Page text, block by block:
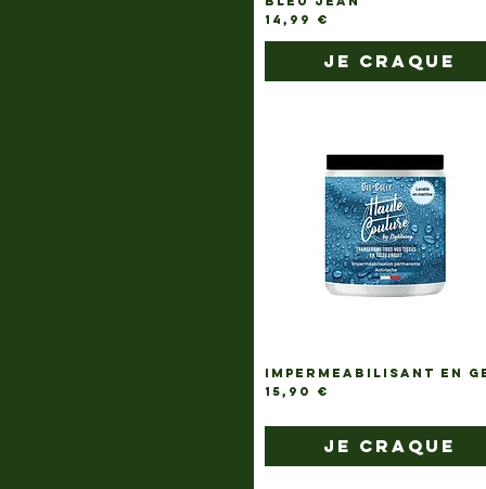
Prix
14,99 €
je craque
IMPERMEABILISANT EN
Prix
15,90 €
je craque